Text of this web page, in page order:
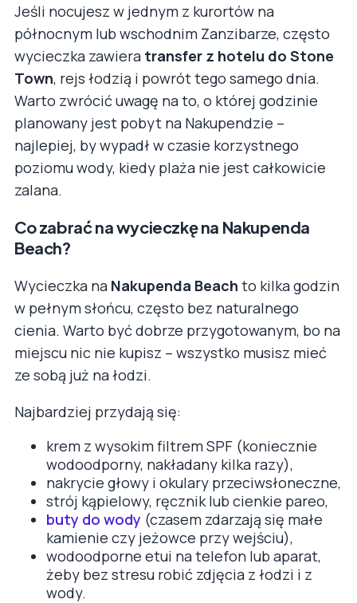
Jeśli nocujesz w jednym z kurortów na
północnym lub wschodnim Zanzibarze, często
wycieczka zawiera transfer z hotelu do Stone
Town, rejs łodzią i powrót tego samego dnia.
Warto zwrócić uwagę na to, o której godzinie
planowany jest pobyt na Nakupendzie –
najlepiej, by wypadł w czasie korzystnego
poziomu wody, kiedy plaża nie jest całkowicie
zalana.
Co zabrać na wycieczkę na Nakupenda
Beach?
Wycieczka na Nakupenda Beach to kilka godzin
w pełnym słońcu, często bez naturalnego
cienia. Warto być dobrze przygotowanym, bo na
miejscu nic nie kupisz – wszystko musisz mieć
ze sobą już na łodzi.
Najbardziej przydają się:
krem z wysokim filtrem SPF (koniecznie
wodoodporny, nakładany kilka razy),
nakrycie głowy i okulary przeciwsłoneczne,
strój kąpielowy, ręcznik lub cienkie pareo,
buty do wody (czasem zdarzają się małe
kamienie czy jeżowce przy wejściu),
wodoodporne etui na telefon lub aparat,
żeby bez stresu robić zdjęcia z łodzi i z
wody.